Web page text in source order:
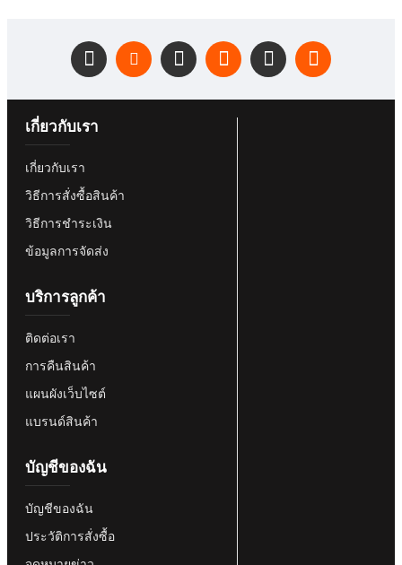
เกี่ยวกับเรา
เกี่ยวกับเรา
วิธีการสั่งซื้อสินค้า
วิธีการชำระเงิน
ข้อมูลการจัดส่ง
บริการลูกค้า
ติดต่อเรา
การคืนสินค้า
แผนผังเว็บไซต์
แบรนด์สินค้า
บัญชีของฉัน
บัญชีของฉัน
ประวัติการสั่งซื้อ